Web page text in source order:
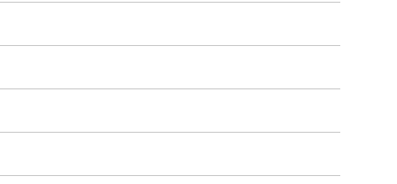
păsărilor,
timp, iar
durata
aventuri